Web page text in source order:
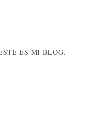
ES MI BLOG.